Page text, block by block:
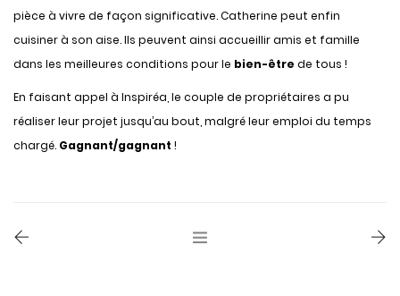
pièce à vivre de façon significative. Catherine peut enfin
cuisiner à son aise. Ils peuvent ainsi accueillir amis et famille
dans les meilleures conditions pour le bien-être de tous !
En faisant appel à Inspiréa, le couple de propriétaires a pu
réaliser leur projet jusqu’au bout, malgré leur emploi du temps
chargé. Gagnant/gagnant !